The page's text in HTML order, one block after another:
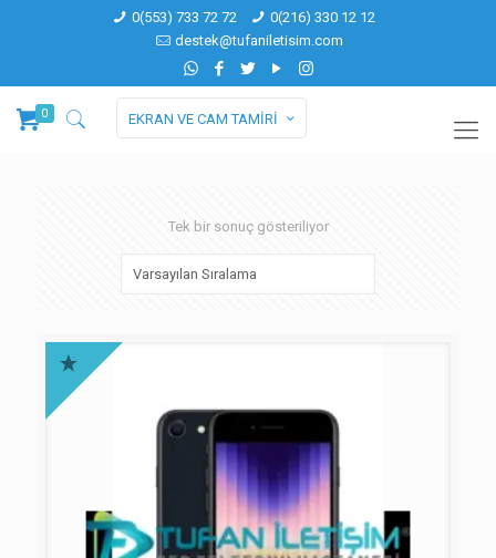
0(553) 733 72 72
0(216) 330 12 12
destek@tufaniletisim.com
0 EKRAN VE CAM TAMİRİ
Tek bir sonuç gösteriliyor